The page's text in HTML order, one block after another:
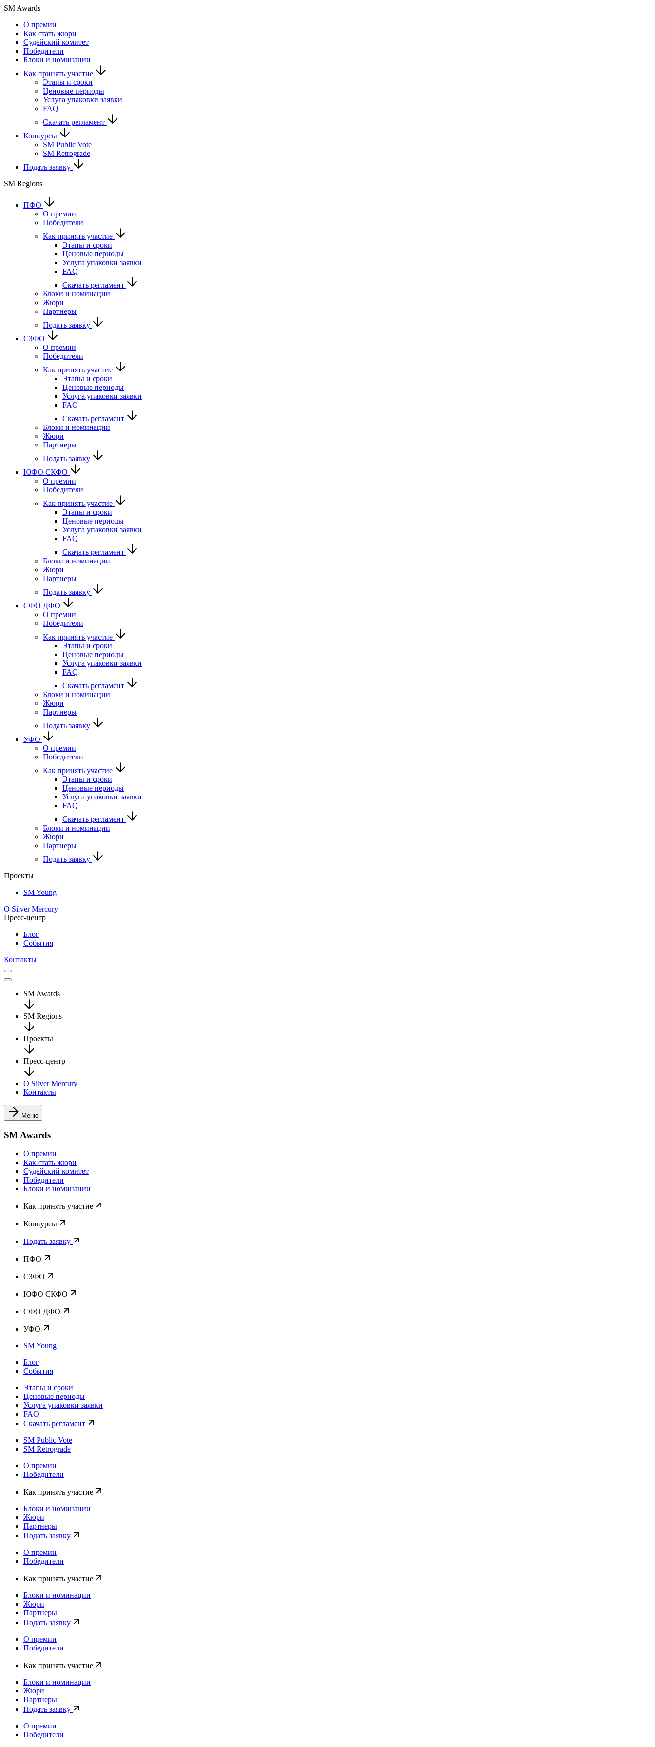
SM Awards
О премии
Как стать жюри
Судейский комитет
Победители
Блоки и номинации
Как принять участие
Этапы и сроки
Ценовые периоды
Услуга упаковки заявки
FAQ
Скачать регламент
Конкурсы
SM Public Vote
SM Retrograde
Подать заявку
SM Regions
ПФО
О премии
Победители
Как принять участие
Этапы и сроки
Ценовые периоды
Услуга упаковки заявки
FAQ
Скачать регламент
Блоки и номинации
Жюри
Партнеры
Подать заявку
СЗФО
О премии
Победители
Как принять участие
Этапы и сроки
Ценовые периоды
Услуга упаковки заявки
FAQ
Скачать регламент
Блоки и номинации
Жюри
Партнеры
Подать заявку
ЮФО СКФО
О премии
Победители
Как принять участие
Этапы и сроки
Ценовые периоды
Услуга упаковки заявки
FAQ
Скачать регламент
Блоки и номинации
Жюри
Партнеры
Подать заявку
CФО ДФО
О премии
Победители
Как принять участие
Этапы и сроки
Ценовые периоды
Услуга упаковки заявки
FAQ
Скачать регламент
Блоки и номинации
Жюри
Партнеры
Подать заявку
УФО
О премии
Победители
Как принять участие
Этапы и сроки
Ценовые периоды
Услуга упаковки заявки
FAQ
Скачать регламент
Блоки и номинации
Жюри
Партнеры
Подать заявку
Проекты
SM Young
О Silver Mercury
Пресс-центр
Блог
События
Контакты
SM Awards
SM Regions
Проекты
Пресс-центр
О Silver Mercury
Контакты
Меню
SM Awards
О премии
Как стать жюри
Судейский комитет
Победители
Блоки и номинации
Как принять участие
Конкурсы
Подать заявку
ПФО
СЗФО
ЮФО СКФО
CФО ДФО
УФО
SM Young
Блог
События
Этапы и сроки
Ценовые периоды
Услуга упаковки заявки
FAQ
Скачать регламент
SM Public Vote
SM Retrograde
О премии
Победители
Как принять участие
Блоки и номинации
Жюри
Партнеры
Подать заявку
О премии
Победители
Как принять участие
Блоки и номинации
Жюри
Партнеры
Подать заявку
О премии
Победители
Как принять участие
Блоки и номинации
Жюри
Партнеры
Подать заявку
О премии
Победители